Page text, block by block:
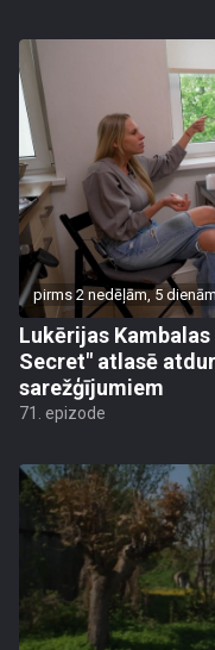
pirms 2 nedēļām, 5 dienām
Lukērijas
Secret" atlasē
sarežģījumiem
71. epizode